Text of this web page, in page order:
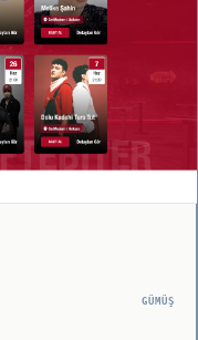
GÜMÜŞ